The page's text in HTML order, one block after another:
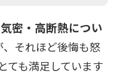
密・高断熱につい
、それほど後悔も怒
ても満足しています